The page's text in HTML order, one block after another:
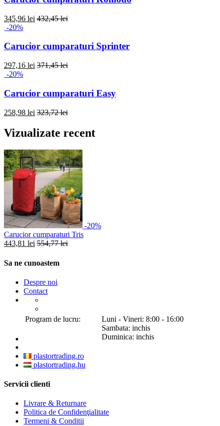
345,96 lei 432,45 lei
-20%
Carucior cumparaturi Sprinter
297,16 lei 371,45 lei
-20%
Carucior cumparaturi Easy
258,98 lei 323,72 lei
Vizualizate recent
-20%
Carucior cumparaturi Tris
443,81 lei 554,77 lei
Sa ne cunoastem
Despre noi
Contact
Program de lucru:
Luni - Vineri: 8:00 - 16:00
Sambata: inchis
Duminica: inchis
plastortrading.ro
plastortrading.hu
Servicii clienti
Livrare & Returnare
Politica de Confidenţialitate
Termeni & Conditii